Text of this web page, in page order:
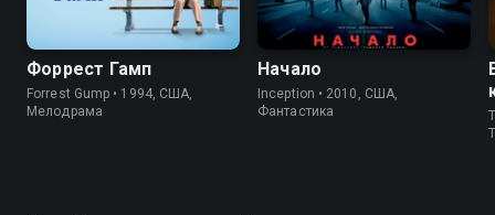
Форрест Гамп
Forrest Gump • 1994, США,
Мелодрама
Начало
Inception • 2010, США,
Фантастика